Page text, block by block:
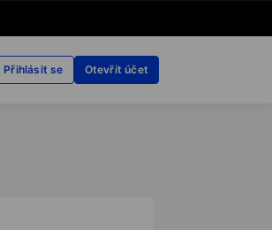
Přihlásit se Otevřít účet